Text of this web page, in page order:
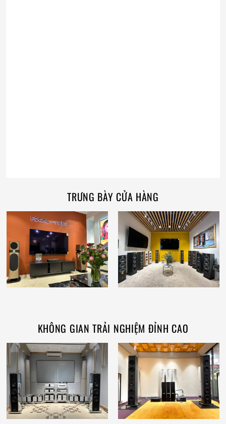
TRƯNG BÀY CỬA HÀNG
KHÔNG GIAN TRẢI NGHIỆM ĐỈNH CAO